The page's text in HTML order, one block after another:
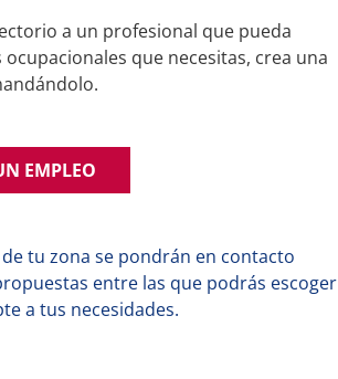
a un profesional que pueda
que necesitas, crea una
EMPLEO
tu zona se pondrán en contacto
entre las que podrás escoger
a tus necesidades.